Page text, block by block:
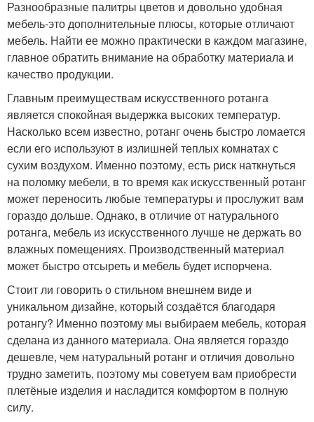
Разнообразные палитры цветов и довольно удобная
мебель-это дополнительные плюсы, которые отличают
мебель. Найти ее можно практически в каждом магазине,
главное обратить внимание на обработку материала и
качество продукции.
Главным преимуществам искусственного ротанга
является спокойная выдержка высоких температур.
Насколько всем известно, ротанг очень быстро ломается
если его используют в излишней теплых комнатах с
сухим воздухом. Именно поэтому, есть риск наткнуться
на поломку мебели, в то время как искусственный ротанг
может переносить любые температуры и прослужит вам
гораздо дольше. Однако, в отличие от натурального
ротанга, мебель из искусственного лучше не держать во
влажных помещениях. Производственный материал
может быстро отсыреть и мебель будет испорчена.
Стоит ли говорить о стильном внешнем виде и
уникальном дизайне, который создаётся благодаря
ротангу? Именно поэтому мы выбираем мебель, которая
сделана из данного материала. Она является гораздо
дешевле, чем натуральный ротанг и отличия довольно
трудно заметить, поэтому мы советуем вам приобрести
плетёные изделия и насладится комфортом в полную
силу.